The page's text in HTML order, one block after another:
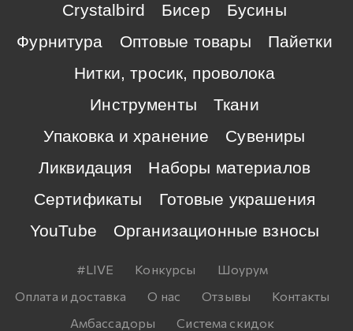
Crystalbird
Бисер
Бусины
Фурнитура
Оптовые товары
Пайетки
Нитки, тросик, проволока
Инструменты
Ткани
Упаковка и хранение
Сувениры
Ликвидация
Наборы материалов
Сертификаты
Готовые украшения
YouTube
Организационные взносы
#LIVE Конкурсы
Шоурум
Оплата и доставка
О нас Отзывы
Контакты
Амбассадоры
Система скидок